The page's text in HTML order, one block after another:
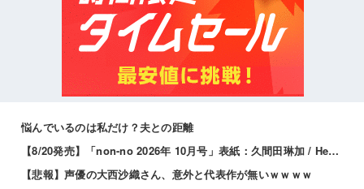
悩んでいるのは私だけ？夫との距離
【8/20発売】「non-no 2026年 10月号」表紙：久間田琳加 / Hearts2Hearts
【悲報】声優の大西沙織さん、意外と代表作が無いｗｗｗｗ